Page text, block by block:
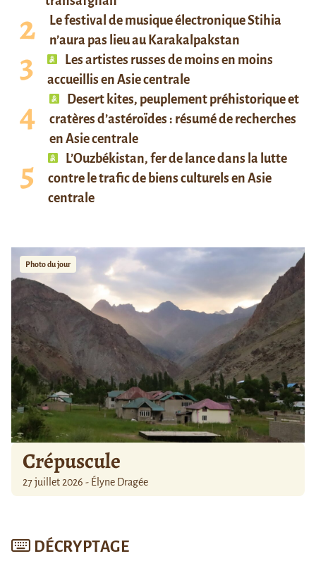
Le festival de musique électronique Stihia
n’aura pas lieu au Karakalpakstan
Les artistes russes de moins en moins
accueillis en Asie centrale
Desert kites, peuplement préhistorique et
cratères d’astéroïdes : résumé de recherches
en Asie centrale
L’Ouzbékistan, fer de lance dans la lutte
contre le trafic de biens culturels en Asie
centrale
Photo du jour
Crépuscule
27 juillet 2026 - Élyne Dragée
DÉCRYPTAGE